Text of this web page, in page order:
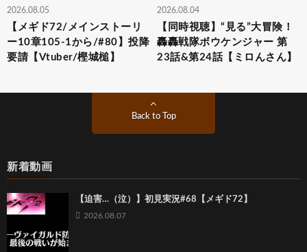
2026.08.05
【メギド72/メインストーリ
ー10章105-1から/#80】投降
要請【Vtuber/樫城槌】
2026.08.04
【同時視聴】“見る”大冒険！
轟轟戦隊ボウケンジャー 第
23話&第24話【ミロんさん】
Back to Top
新着動画
【迫害…（泣）】初見実況#68【メギド72】
2026.08.07